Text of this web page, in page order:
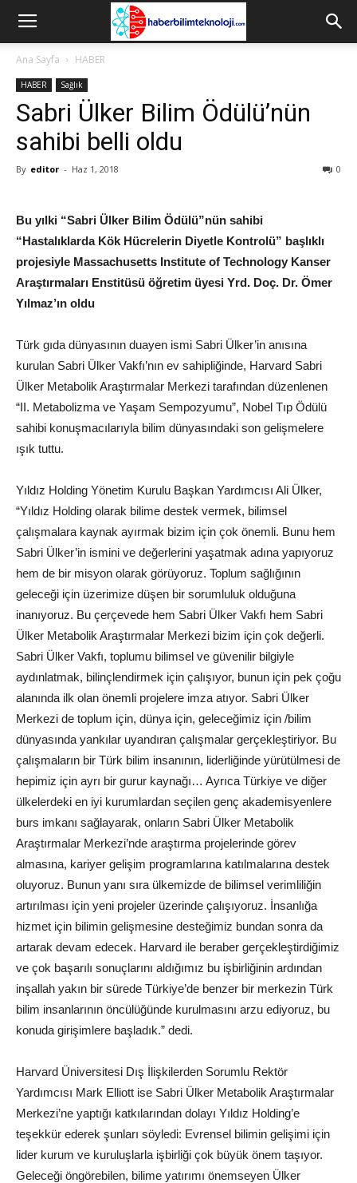
Ana Sayfa HABER
HABER Sağlık
Sabri Ülker Bilim Ödülü’nün
sahibi belli oldu
By editor - Haz 1, 2018 0
Bu yılki “Sabri Ülker Bilim Ödülü”nün sahibi
“Hastalıklarda Kök Hücrelerin Diyetle Kontrolü” başlıklı
projesiyle Massachusetts Institute of Technology Kanser
Araştırmaları Enstitüsü öğretim üyesi Yrd. Doç. Dr. Ömer
Yılmaz’ın oldu
Türk gıda dünyasının duayen ismi Sabri Ülker’in anısına
kurulan Sabri Ülker Vakfı’nın ev sahipliğinde, Harvard Sabri
Ülker Metabolik Araştırmalar Merkezi tarafından düzenlenen
“II. Metabolizma ve Yaşam Sempozyumu”, Nobel Tıp Ödülü
sahibi konuşmacılarıyla bilim dünyasındaki son gelişmelere
ışık tuttu.
Yıldız Holding Yönetim Kurulu Başkan Yardımcısı Ali Ülker,
“Yıldız Holding olarak bilime destek vermek, bilimsel
çalışmalara kaynak ayırmak bizim için çok önemli. Bunu hem
Sabri Ülker’in ismini ve değerlerini yaşatmak adına yapıyoruz
hem de bir misyon olarak görüyoruz. Toplum sağlığının
geleceği için üzerimize düşen bir sorumluluk olduğuna
inanıyoruz. Bu çerçevede hem Sabri Ülker Vakfı hem Sabri
Ülker Metabolik Araştırmalar Merkezi bizim için çok değerli.
Sabri Ülker Vakfı, toplumu bilimsel ve güvenilir bilgiyle
aydınlatmak, bilinçlendirmek için çalışıyor, bunun için pek çoğu
alanında ilk olan önemli projelere imza atıyor. Sabri Ülker
Merkezi de toplum için, dünya için, geleceğimiz için /bilim
dünyasında yankılar uyandıran çalışmalar gerçekleştiriyor. Bu
çalışmaların bir Türk bilim insanının, liderliğinde yürütülmesi de
hepimiz için ayrı bir gurur kaynağı… Ayrıca Türkiye ve diğer
ülkelerdeki en iyi kurumlardan seçilen genç akademisyenlere
burs imkanı sağlayarak, onların Sabri Ülker Metabolik
Araştırmalar Merkezi’nde araştırma projelerinde görev
almasına, kariyer gelişim programlarına katılmalarına destek
oluyoruz. Bunun yanı sıra ülkemizde de bilimsel verimliliğin
artırılması için yeni projeler üzerinde çalışıyoruz. İnsanlığa
hizmet için bilimin gelişmesine desteğimiz bundan sonra da
artarak devam edecek. Harvard ile beraber gerçekleştirdiğimiz
ve çok başarılı sonuçlarını aldığımız bu işbirliğinin ardından
inşallah yakın bir sürede Türkiye’de benzer bir merkezin Türk
bilim insanlarının öncülüğünde kurulmasını arzu ediyoruz, bu
konuda girişimlere başladık.” dedi.
Harvard Üniversitesi Dış İlişkilerden Sorumlu Rektör
Yardımcısı Mark Elliott ise Sabri Ülker Metabolik Araştırmalar
Merkezi’ne yaptığı katkılarından dolayı Yıldız Holding’e
teşekkür ederek şunları söyledi: Evrensel bilimin gelişimi için
lider kurum ve kuruluşlarla işbirliği çok büyük önem taşıyor.
Geleceği öngörebilen, bilime yatırımı önemseyen Ülker